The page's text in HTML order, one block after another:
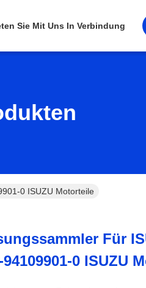
Sie Mit Uns In Verbindung
0 ISUZU Motorteile
Für
94109901-0 ISUZU